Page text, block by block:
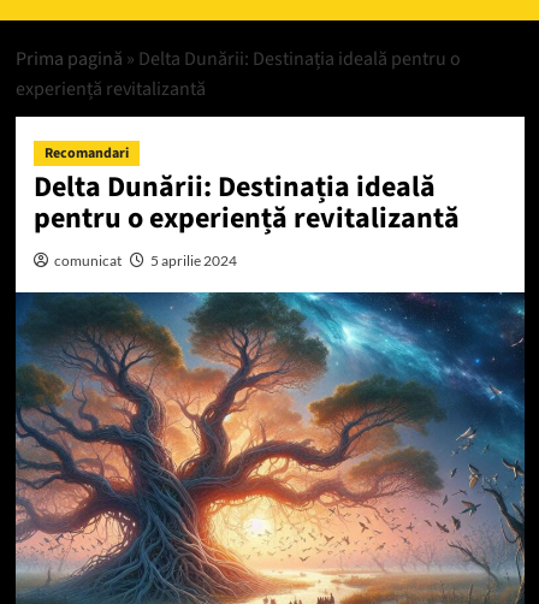
Prima pagină » Delta Dunării: Destinația ideală pentru o
experiență revitalizantă
Recomandari
Delta Dunării: Destinația ideală
pentru o experiență revitalizantă
comunicat 5 aprilie 2024